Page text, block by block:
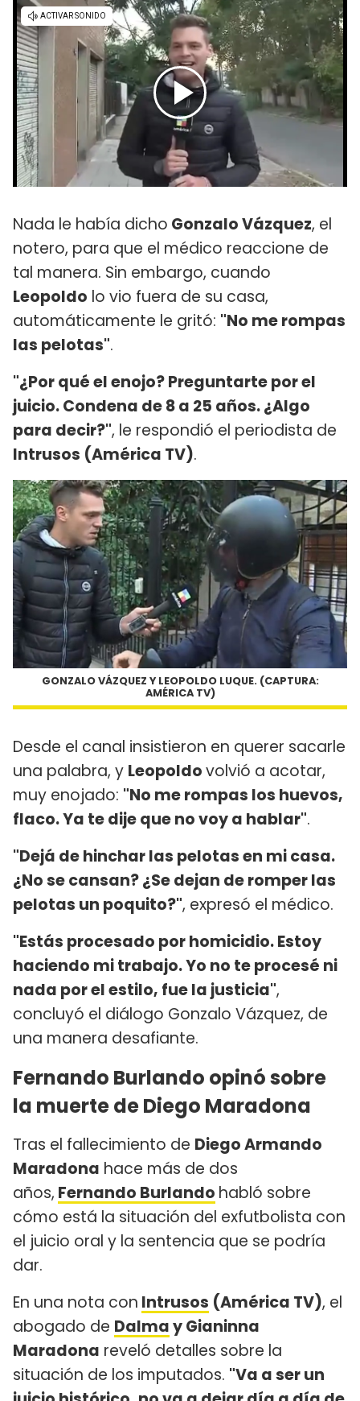
Nada le había dicho Gonzalo Vázquez, el
notero, para que el médico reaccione de
tal manera. Sin embargo, cuando
Leopoldo lo vio fuera de su casa,
automáticamente le gritó: "No me rompas
las pelotas".
"¿Por qué el enojo? Preguntarte por el
juicio. Condena de 8 a 25 años. ¿Algo
para decir?", le respondió el periodista de
Intrusos (América TV).
GONZALO VÁZQUEZ Y LEOPOLDO LUQUE. (CAPTURA:
AMÉRICA TV)
Desde el canal insistieron en querer sacarle
una palabra, y Leopoldovolvió a acotar,
muy enojado: "No me rompas los huevos,
flaco. Ya te dije que no voy a hablar".
"Dejá de hinchar las pelotas en mi casa.
¿No se cansan? ¿Se dejan de romper las
pelotas un poquito?", expresó el médico.
"Estás procesado por homicidio. Estoy
haciendo mi trabajo. Yo no te procesé ni
nada por el estilo, fue la justicia",
concluyó el diálogo Gonzalo Vázquez, de
una manera desafiante.
Fernando Burlando opinó sobre
la muerte de Diego Maradona
Tras el fallecimiento de Diego Armando
Maradona hace más de dos
años, Fernando Burlando habló sobre
cómo está la situación del exfutbolista con
el juicio oral y la sentencia que se podría
dar.
En una nota con Intrusos (América TV), el
abogado de Dalmay Gianinna
Maradona reveló detalles sobre la
situación de los imputados. "Va a ser un